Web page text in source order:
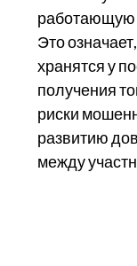
работающую
Это
хранятся у
получения
риски
развитию
между